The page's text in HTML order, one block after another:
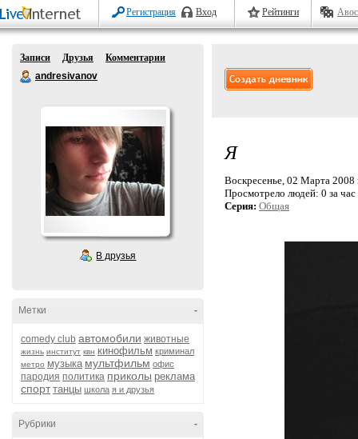
Регистрация Вход Рейтинги
Записи Друзья
Комментарии
andresivanov
В друзья
-
Метки
comedy club автомобили животные
жизнь институт квн кинофильм криминал
метро музыка мультфильм офис
пародия политика приколы реклама
спорт танцы школа я и друзья
-
Рубрики
Я
Воскресенье, 02 Марта 2008
Просмотрело людей: 0 за
Серия: Общая